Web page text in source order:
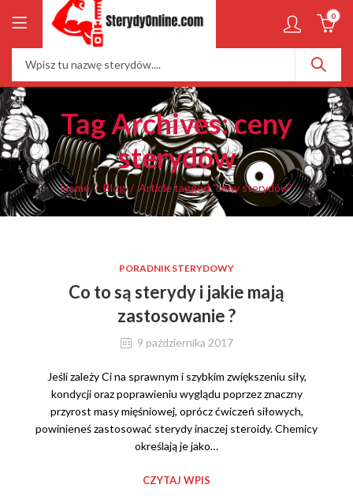
0
Tag Archives: ceny
sterydów
Home Blog Article tagged “ceny sterydów”
PORADNIK STERYDOWY
Co to są sterydy i jakie mają
zastosowanie ?
9 października 2017
Jeśli zależy Ci na sprawnym i szybkim zwiększeniu siły,
kondycji oraz poprawieniu wyglądu poprzez znaczny
przyrost masy mięśniowej, oprócz ćwiczeń siłowych,
powinieneś zastosować sterydy inaczej steroidy. Chemicy
określają je jako…
CZYTAJ WPIS